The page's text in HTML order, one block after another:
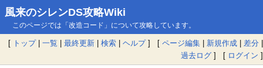
風来のシレンDS攻略Wiki
このページでは「改造コード」について攻略しています。
[ トップ| 一覧 | 最終更新 | 検索 | ヘルプ] [ ページ編集 | 新規作成 | 差分 |
過去ログ ] [ ログイン ]